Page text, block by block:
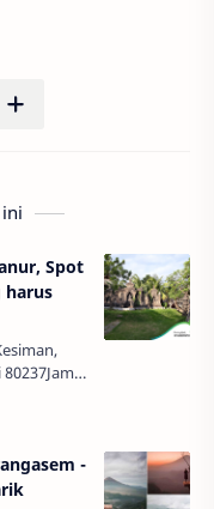
Spot
harus
Corner
-